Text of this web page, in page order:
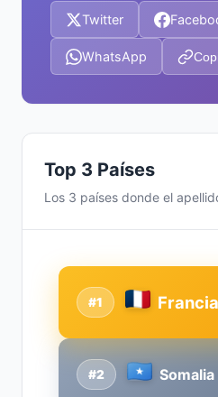
Twitter
WhatsApp
Top 3 Países
Los 3 países donde el
#2 Somalia
#1 Francia